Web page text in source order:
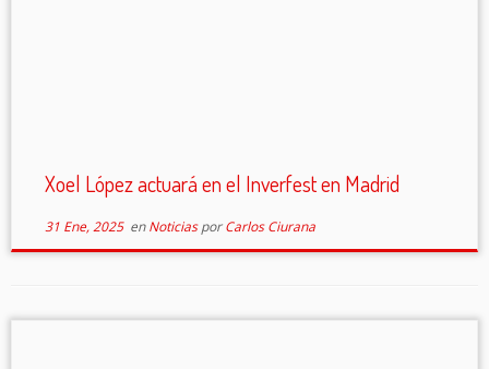
Xoel López actuará en el Inverfest en Madrid
31 Ene, 2025enNoticiasporCarlos Ciurana